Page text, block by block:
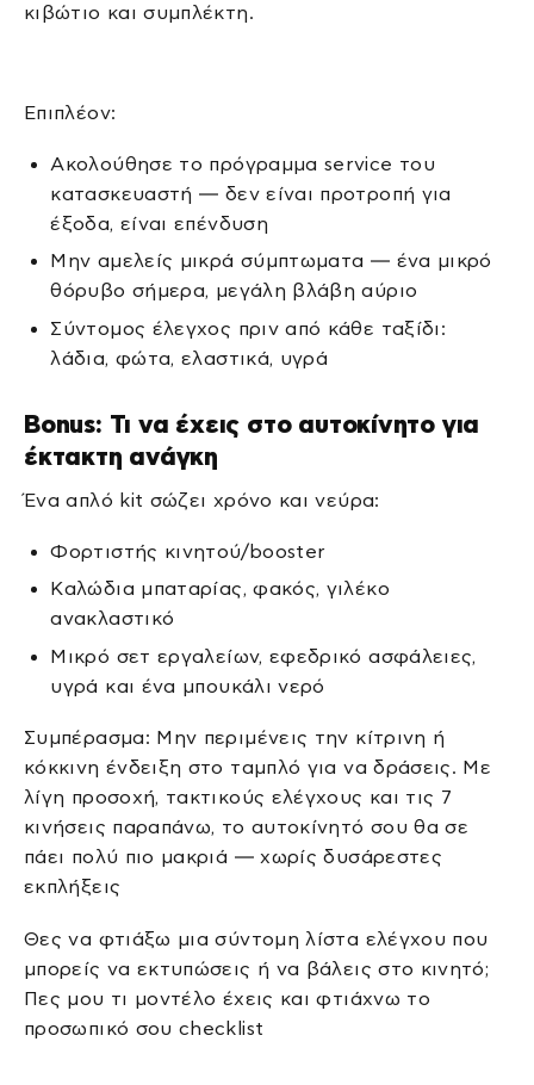
κιβώτιο και συμπλέκτη.
Επιπλέον:
Ακολούθησε το πρόγραμμα service του
κατασκευαστή — δεν είναι προτροπή για
έξοδα, είναι επένδυση
Μην αμελείς μικρά σύμπτωματα — ένα μικρό
θόρυβο σήμερα, μεγάλη βλάβη αύριο
Σύντομος έλεγχος πριν από κάθε ταξίδι:
λάδια, φώτα, ελαστικά, υγρά
Bonus: Τι να έχεις στο αυτοκίνητο για
έκτακτη ανάγκη
Ένα απλό kit σώζει χρόνο και νεύρα:
Φορτιστής κινητού/booster
Καλώδια μπαταρίας, φακός, γιλέκο
ανακλαστικό
Μικρό σετ εργαλείων, εφεδρικό ασφάλειες,
υγρά και ένα μπουκάλι νερό
Συμπέρασμα: Μην περιμένεις την κίτρινη ή
κόκκινη ένδειξη στο ταμπλό για να δράσεις. Με
λίγη προσοχή, τακτικούς ελέγχους και τις 7
κινήσεις παραπάνω, το αυτοκίνητό σου θα σε
πάει πολύ πιο μακριά — χωρίς δυσάρεστες
εκπλήξεις
Θες να φτιάξω μια σύντομη λίστα ελέγχου που
μπορείς να εκτυπώσεις ή να βάλεις στο κινητό;
Πες μου τι μοντέλο έχεις και φτιάχνω το
προσωπικό σου checklist